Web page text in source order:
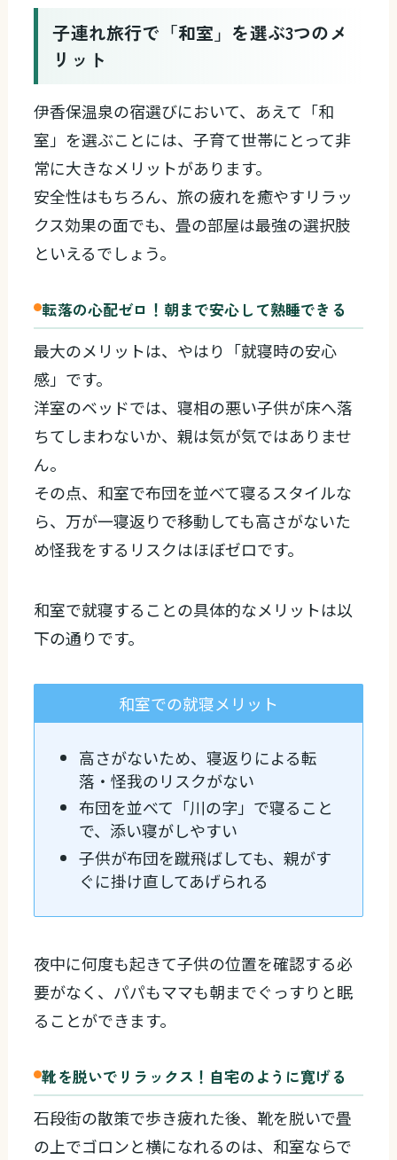
子連れ旅行で「和室」を選ぶ3つのメ
リット
伊香保温泉の宿選びにおいて、あえて「和
室」を選ぶことには、子育て世帯にとって非
常に大きなメリットがあります。
安全性はもちろん、旅の疲れを癒やすリラッ
クス効果の面でも、畳の部屋は最強の選択肢
といえるでしょう。
転落の心配ゼロ！朝まで安心して熟睡できる
最大のメリットは、やはり「就寝時の安心
感」です。
洋室のベッドでは、寝相の悪い子供が床へ落
ちてしまわないか、親は気が気ではありませ
ん。
その点、和室で布団を並べて寝るスタイルな
ら、万が一寝返りで移動しても高さがないた
め怪我をするリスクはほぼゼロです。
和室で就寝することの具体的なメリットは以
下の通りです。
和室での就寝メリット
高さがないため、寝返りによる転
落・怪我のリスクがない
布団を並べて「川の字」で寝ること
で、添い寝がしやすい
子供が布団を蹴飛ばしても、親がす
ぐに掛け直してあげられる
夜中に何度も起きて子供の位置を確認する必
要がなく、パパもママも朝までぐっすりと眠
ることができます。
靴を脱いでリラックス！自宅のように寛げる
石段街の散策で歩き疲れた後、靴を脱いで畳
の上でゴロンと横になれるのは、和室ならで